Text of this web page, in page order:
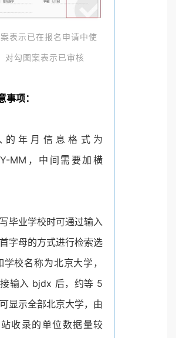
表示已在报名申请中使
对勾图案表示已审核
事项：
的年月信息格式为
MM，中间需要加横
毕业学校时可通过输入
字母的方式进行检索选
学校名称为北京大学，
输入 bjdx 后，约等 5
显示全部北京大学，由
收录的单位数据量较